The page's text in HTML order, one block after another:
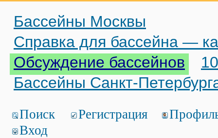
Бассейны Москвы
Справка для бассейна —
Обсуждение бассейнов
Бассейны Санкт-
Поиск Регистрация
Вход